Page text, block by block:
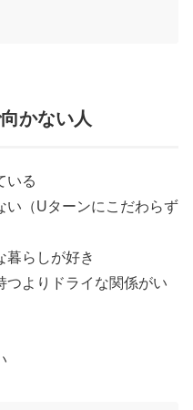
かない人
いる
い（Uターンにこだわらず
暮らしが好き
つよりドライな関係がい